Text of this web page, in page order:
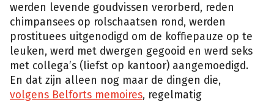
werden levende goudvissen verorberd, reden
chimpansees op rolschaatsen rond, werden
prostituees uitgenodigd om de koffiepauze op te
leuken, werd met dwergen gegooid en werd seks
met collega’s (liefst op kantoor) aangemoedigd.
En dat zijn alleen nog maar de dingen die,
volgens Belforts memoires, regelmatig